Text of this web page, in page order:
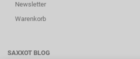
Newsletter
Warenkorb
SAXXOT BLOG